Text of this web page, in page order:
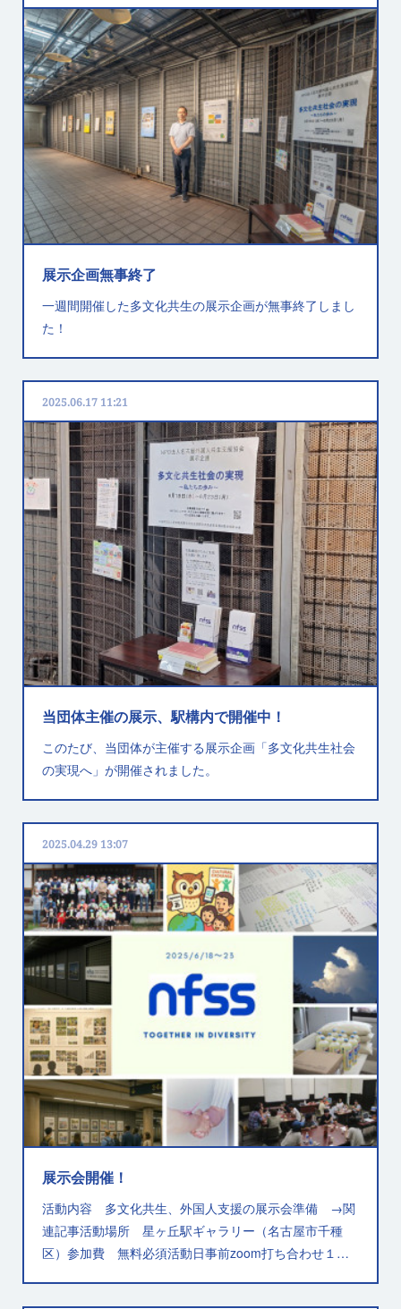
展示企画無事終了
一週間開催した多文化共生の展示企画が無事終了しまし
た！
2025.06.17 11:21
当団体主催の展示、駅構内で開催中！
このたび、当団体が主催する展示企画「多文化共生社会
の実現へ」が開催されました。
2025.04.29 13:07
展示会開催！
活動内容 多文化共生、外国人支援の展示会準備 →関
連記事活動場所 星ヶ丘駅ギャラリー（名古屋市千種
区）参加費 無料必須活動日事前zoom打ち合わせ１…